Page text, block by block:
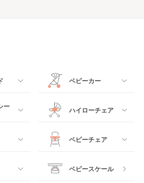
ンタルのメリット＆デメリッ
安いベビー用品！選び方もご紹
タルのメリット＆デメリッ
タルのメリット
用品がとても充実しているのを知っ
ベビー用品が一通り揃っており、他
多いのです。今回はコストコのベビ
選をご紹介します。
祝いにぴったりな人気ベビー用
に気をつけた方がいいことや、ベビ
プレゼントの悩みもなくなるは
ベビーカー
すべて
ー
ハイローチェア
すべて
ベビーチェア
すべて
ベビースケール